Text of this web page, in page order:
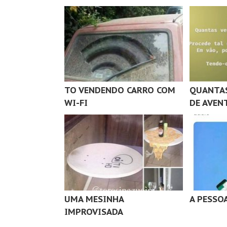
TO VENDENDO CARRO COM
WI-FI
DE
UMA MESINHA
IMPROVISADA
A